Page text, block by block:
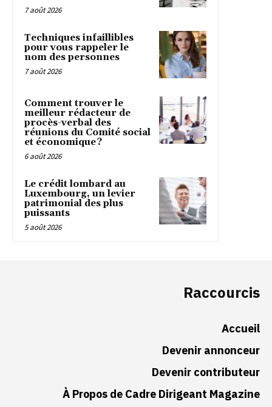
7 août 2026
Techniques infaillibles
pour vous rappeler le
nom des personnes
7 août 2026
Comment trouver le
meilleur rédacteur de
procès-verbal des
réunions du Comité social
et économique ?
6 août 2026
Le crédit lombard au
Luxembourg, un levier
patrimonial des plus
puissants
5 août 2026
Raccourcis
Accueil
Devenir annonceur
Devenir contributeur
À Propos de Cadre Dirigeant Magazine